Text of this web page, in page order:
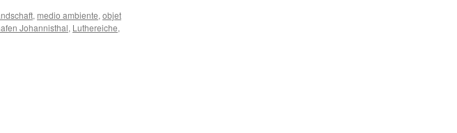
, medio ambiente, objet
Johannisthal, Luthereiche,